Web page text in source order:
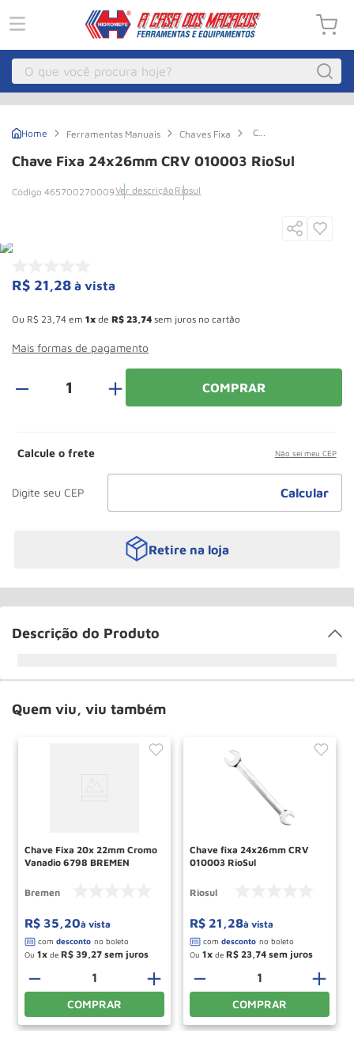
O que você procura hoje?
Ferramentas Manuais Chaves Fixa
Chave
24x26mm
CRV
Chave Fixa 24x26mm CRV 010003 RioSul
465700270009Ver descrição Riosul
R$ 21,28 à vista
Ou R$ 23 74 em 1 de R$ 23 74 sem juros no cartão
Mais formas de pagamento
＋ COMPRAR
Calcule o frete Não sei meu CEP
Retire na loja
Descrição do Produto
Quem viu, viu também
Chave Fixa 20x 22mm Cromo
Vanadio 6798 BREMEN
Bremen
R$ 35 20à vista
Ou 1 de R$ 39 27
＋
－
COMPRAR
Chave fixa 24x26mm CRV
010003 RioSul
Riosul
R$ 21 28à vista
Ou 1 de R$ 23 74
＋
－
COMPRAR
º Macaco Hidraulico
4º Guincho
7 Macaco